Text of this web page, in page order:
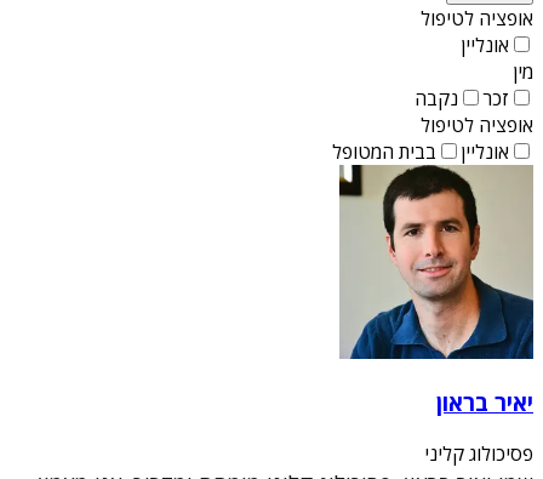
אופציה לטיפול
אונליין
מין
זכר
נקבה
אופציה לטיפול
אונליין
בבית המטופל
יאיר בראון
פסיכולוג קליני